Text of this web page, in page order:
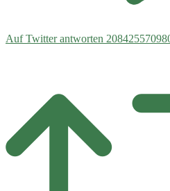
Auf Twitter antworten